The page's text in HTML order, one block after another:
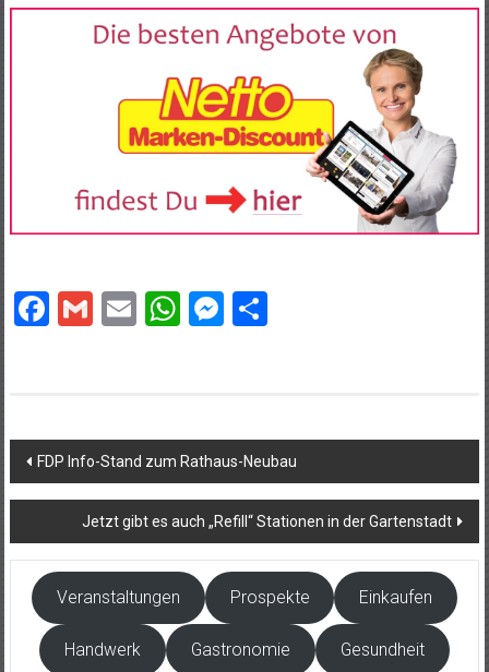
Facebook
Gmail
EmailWhatsApp
Messenger
Teilen
Beitragsnavigation
FDP Info-Stand zum Rathaus-Neubau
Jetzt gibt es auch „Refill“ Stationen in der Gartenstadt
Veranstaltungen Prospekte Einkaufen
Handwerk Gastronomie Gesundheit